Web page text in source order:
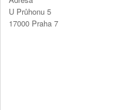
U Průhonu 5
17000 Praha 7